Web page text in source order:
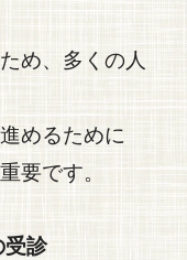
め、多くの人
めるために
要です。
受診